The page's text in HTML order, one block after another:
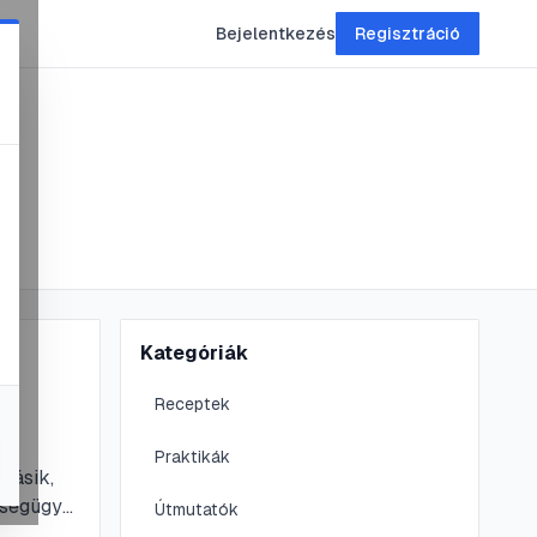
Bejelentkezés Regisztráció
Kategóriák
Receptek
Praktikák
Útmutatók